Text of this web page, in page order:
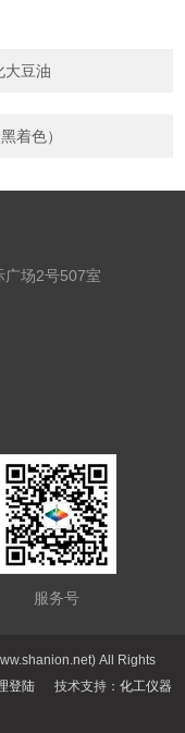
大豆油
着色）
广场2号507室
服务号
All Rights
登陆技术支持： 化工仪器